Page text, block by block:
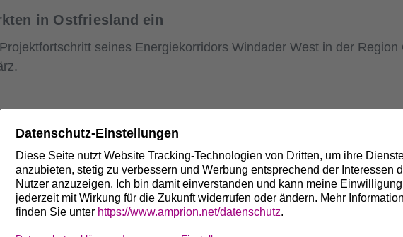
in Ostfriesland ein
seines Energiekorridors Windader West in der
schließen zentrale Vereinbarung für die
aus Niedersachsen, Nordrhein-Westfalen und Hessen unterzeichnen